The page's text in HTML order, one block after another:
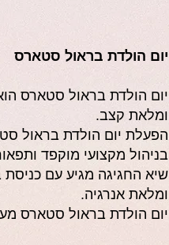
יום הולדת בראול סטארס
יום הולדת בראול סטארס
ומלאת קצב.
הפעלת יום הולדת בראול
בניהול מקצועי מוקפד
שיא החגיגה מגיע עם
ומלאת אנרגיה.
יום הולדת בראול סטארס